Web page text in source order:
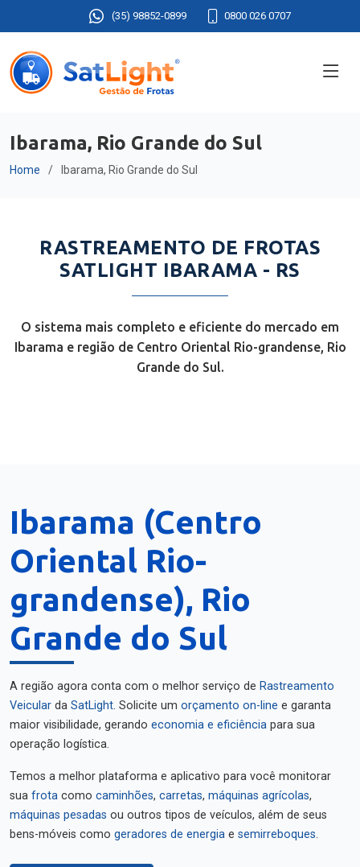
(35) 98852-0899 0800 026 0707
Ibarama, Rio Grande do Sul
Home Ibarama, Rio Grande do Sul
RASTREAMENTO DE FROTAS
SATLIGHT IBARAMA - RS
O sistema mais completo e eficiente do mercado em
Ibarama e região de Centro Oriental Rio-grandense, Rio
Grande do Sul.
Ibarama (Centro
Oriental Rio-
grandense), Rio
Grande do Sul
A região agora conta com o melhor serviço de Rastreamento
Veicular da SatLight. Solicite um orçamento on-line e garanta
maior visibilidade, gerando economia e eficiência para sua
operação logística.
Temos a melhor plataforma e aplicativo para você monitorar
sua frota como caminhões, carretas, máquinas agrícolas,
máquinas pesadas ou outros tipos de veículos, além de seus
bens-móveis como geradores de energia e semirreboques.